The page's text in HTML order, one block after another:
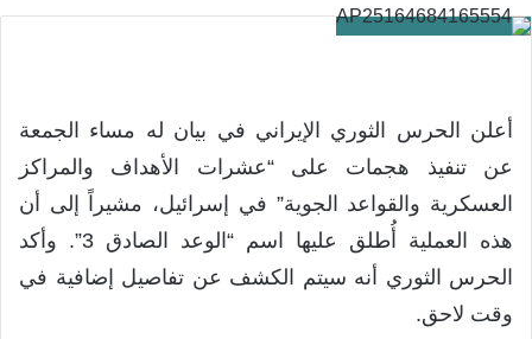
أعلن الحرس الثوري الإيراني في بيان له مساء الجمعة
عن تنفيذ هجمات على “عشرات الأهداف والمراكز
العسكرية والقواعد الجوية” في إسرائيل، مشيراً إلى أن
هذه العملية أُطلق عليها اسم “الوعد الصادق 3”. وأكد
الحرس الثوري أنه سيتم الكشف عن تفاصيل إضافية في
وقت لاحق.